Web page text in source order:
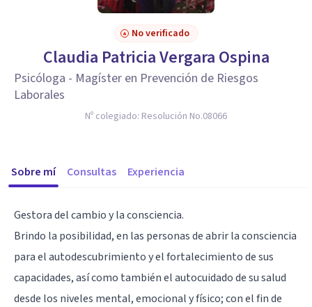
No verificado
Claudia Patricia Vergara Ospina
Psicóloga - Magíster en Prevención de Riesgos
Laborales
Nº colegiado: Resolución No.08066
Sobre mí Consultas Experiencia
Gestora del cambio y la consciencia.
Brindo la posibilidad, en las personas de abrir la consciencia
para el autodescubrimiento y el fortalecimiento de sus
capacidades, así como también el autocuidado de su salud
desde los niveles mental, emocional y físico; con el fin de